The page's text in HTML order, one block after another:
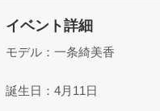
イベント詳細
モデル：一条綺美香
誕生日：4月11日